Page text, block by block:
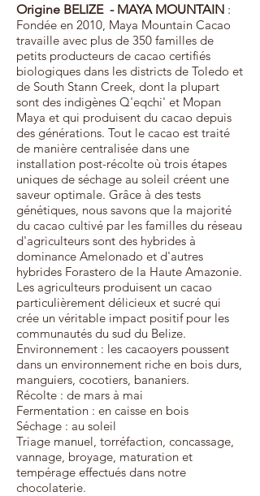
Origine BELIZE - MAYA MOUNTAIN :
Fondée en 2010, Maya Mountain Cacao
travaille avec plus de 350 familles de
petits producteurs de cacao certifiés
biologiques dans les districts de Toledo et
de South Stann Creek, dont la plupart
sont des indigènes Q'eqchi' et Mopan
Maya et qui produisent du cacao depuis
des générations. Tout le cacao est traité
de manière centralisée dans une
installation post-récolte où trois étapes
uniques de séchage au soleil créent une
saveur optimale. Grâce à des tests
génétiques, nous savons que la majorité
du cacao cultivé par les familles du réseau
d'agriculteurs sont des hybrides à
dominance Amelonado et d'autres
hybrides Forastero de la Haute Amazonie.
Les agriculteurs produisent un cacao
particulièrement délicieux et sucré qui
crée un véritable impact positif pour les
communautés du sud du Belize.
Environnement : les cacaoyers poussent
dans un environnement riche en bois durs,
manguiers, cocotiers, bananiers.
Récolte : de mars à mai
Fermentation : en caisse en bois
Séchage : au soleil
Triage manuel, torréfaction, concassage,
vannage, broyage, maturation et
tempérage effectués dans notre
chocolaterie.